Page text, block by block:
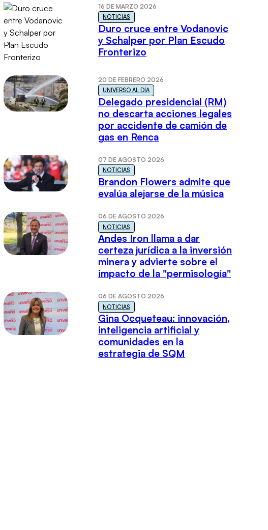
16 DE MARZO 2026
NOTICIAS
Duro cruce entre Vodanovic
y Schalper por Plan Escudo
Fronterizo
20 DE FEBRERO 2026
UNIVERSO AL DÍA
Delegado presidencial (RM)
no descarta acciones legales
por accidente de camión de
gas en Renca
07 DE AGOSTO 2026
NOTICIAS
Brandon Flowers admite que
evalúa alejarse de la música
06 DE AGOSTO 2026
NOTICIAS
Andes Iron llama a dar
certeza jurídica a la inversión
minera y advierte sobre el
impacto de la "permisología"
06 DE AGOSTO 2026
NOTICIAS
Gina Ocqueteau: innovación,
inteligencia artificial y
comunidades en la
estrategia de SQM